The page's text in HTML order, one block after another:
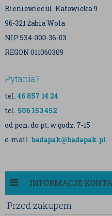
Bieniewiec ul. Katowicka 9
96-321 Żabia Wola
NIP 534-000-36-03
REGON 011060309
Pytania?
tel. 46 857 14 24
tel. 506 153 452
od pon. do pt. w godz. 7-15
e-mail. badapak@badapak.pl
INFORMACJE
Przed zakupem